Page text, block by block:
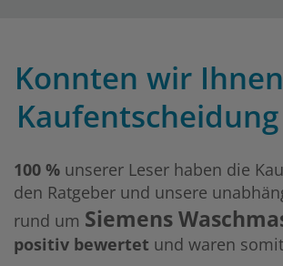
Konnten wir
100 % unserer Leser haben die
den Ratgeber und unsere
rund um Siemens
positiv bewertet und waren